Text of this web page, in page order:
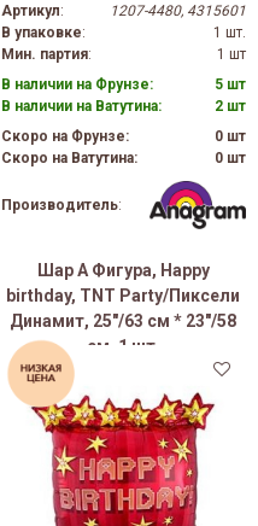
Артикул:
1207-4480, 4315601
В упаковке:
1 шт.
Мин. партия:
1 шт
В наличии на Фрунзе:
5 шт
В наличии на Ватутина:
2 шт
Скоро на Фрунзе:
0 шт
Скоро на Ватутина:
0 шт
Производитель:
Шар А Фигура, Happy
birthday, TNT Party/Пиксели
Динамит, 25"/63 см * 23"/58
см, 1 шт.